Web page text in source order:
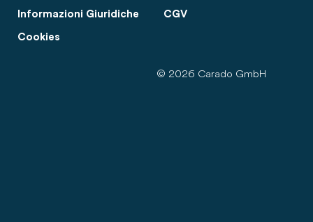
Informazioni Giuridiche CGV
Cookies
© 2026 Carado GmbH